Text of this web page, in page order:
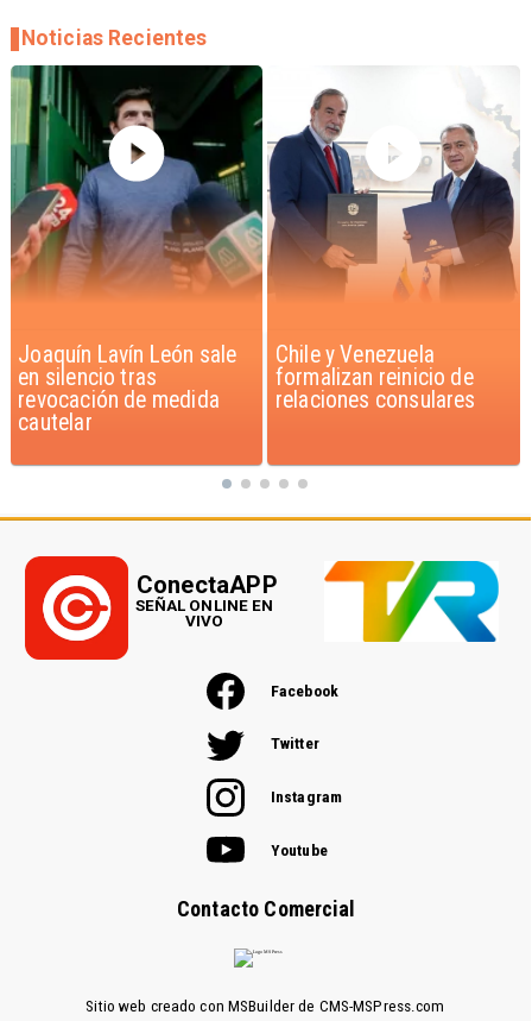
Chile y Venezuela
formalizan reinicio de
relaciones consulares
Feriantes rechazan
dichos de Camila Flores
sobre Fabiola Campillai
Noticias Recientes
Sitio web creado con MSBuilder de CMS-MSPress.com
Facebook
Twitter
Instagram
Youtube
Contacto Comercial
ConectaAPP
SEÑAL ONLINE EN
VIVO